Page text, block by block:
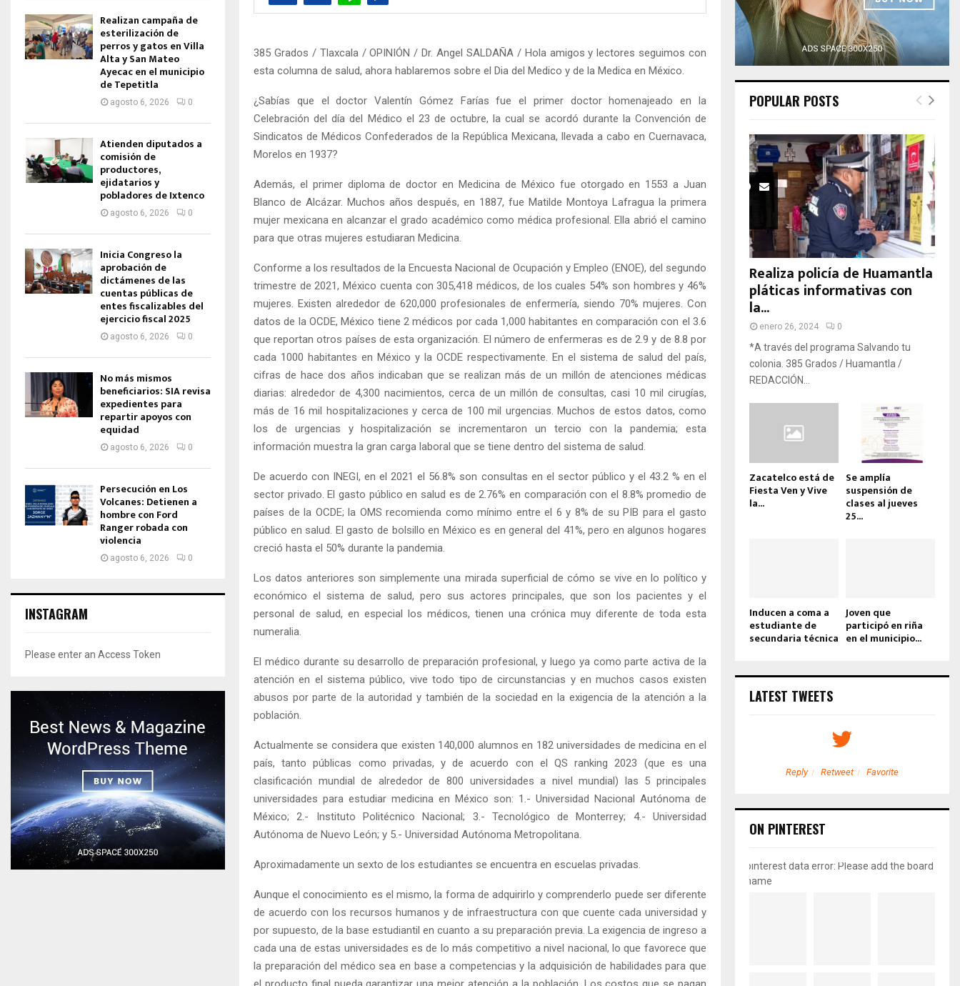
385 Grados / Tlaxcala / OPINIÓN / Dr. Angel SALDAÑA / Hola amigos y lectores seguimos con
esta columna de salud, ahora hablaremos sobre el Dia del Medico y de la Medica en México.
¿Sabías que el doctor Valentín Gómez Farías fue el primer doctor homenajeado en la
Celebración del día del Médico el 23 de octubre, la cual se acordó durante la Convención de
Sindicatos de Médicos Confederados de la República Mexicana, llevada a cabo en Cuernavaca,
Morelos en 1937?
Además, el primer diploma de doctor en Medicina de México fue otorgado en 1553 a Juan
Blanco de Alcázar. Muchos años después, en 1887, fue Matilde Montoya Lafragua la primera
mujer mexicana en alcanzar el grado académico como médica profesional. Ella abrió el camino
para que otras mujeres estudiaran Medicina.
Conforme a los resultados de la Encuesta Nacional de Ocupación y Empleo (ENOE), del segundo
trimestre de 2021, México cuenta con 305,418 médicos, de los cuales 54% son hombres y 46%
mujeres. Existen alrededor de 620,000 profesionales de enfermería, siendo 70% mujeres. Con
datos de la OCDE, México tiene 2 médicos por cada 1,000 habitantes en comparación con el 3.6
que reportan otros países de esta organización. El número de enfermeras es de 2.9 y de 8.8 por
cada 1000 habitantes en México y la OCDE respectivamente. En el sistema de salud del país,
cifras de hace dos años indicaban que se realizan más de un millón de atenciones médicas
diarias: alrededor de 4,300 nacimientos, cerca de un millón de consultas, casi 10 mil cirugías,
más de 16 mil hospitalizaciones y cerca de 100 mil urgencias. Muchos de estos datos, como
los de urgencias y hospitalización se incrementaron un tercio con la pandemia; esta
información muestra la gran carga laboral que se tiene dentro del sistema de salud.
De acuerdo con INEGI, en el 2021 el 56.8% son consultas en el sector público y el 43.2 % en el
sector privado. El gasto público en salud es de 2.76% en comparación con el 8.8% promedio de
países de la OCDE; la OMS recomienda como mínimo entre el 6 y 8% de su PIB para el gasto
público en salud. El gasto de bolsillo en México es en general del 41%, pero en algunos hogares
creció hasta el 50% durante la pandemia.
Los datos anteriores son simplemente una mirada superficial de cómo se vive en lo político y
económico el sistema de salud, pero sus actores principales, que son los pacientes y el
personal de salud, en especial los médicos, tienen una crónica muy diferente de toda esta
numeralia.
El médico durante su desarrollo de preparación profesional, y luego ya como parte activa de la
atención en el sistema público, vive todo tipo de circunstancias y en muchos casos existen
abusos por parte de la autoridad y también de la sociedad en la exigencia de la atención a la
población.
Actualmente se considera que existen 140,000 alumnos en 182 universidades de medicina en el
país, tanto públicas como privadas, y de acuerdo con el QS ranking 2023 (que es una
clasificación mundial de alrededor de 800 universidades a nivel mundial) las 5 principales
universidades para estudiar medicina en México son: 1.- Universidad Nacional Autónoma de
México; 2.- Instituto Politécnico Nacional; 3.- Tecnológico de Monterrey; 4.- Universidad
Autónoma de Nuevo León; y 5.- Universidad Autónoma Metropolitana.
Aproximadamente un sexto de los estudiantes se encuentra en escuelas privadas.
Aunque el conocimiento es el mismo, la forma de adquirirlo y comprenderlo puede ser diferente
de acuerdo con los recursos humanos y de infraestructura con que cuente cada universidad y
por supuesto, de la base estudiantil en cuanto a su preparación previa. La exigencia de ingreso a
cada una de estas universidades es de lo más competitivo a nivel nacional, lo que favorece que
la preparación del médico sea en base a competencias y la adquisición de habilidades para que
Realizan campaña de
esterilización de
perros y gatos en Villa
Alta y San Mateo
Ayecac en el municipio
de Tepetitla
agosto 6, 2026 0
Atienden diputados a
comisión de
productores,
ejidatarios y
pobladores de Ixtenco
agosto 6, 2026 0
Inicia Congreso la
aprobación de
dictámenes de las
cuentas públicas de
entes fiscalizables del
ejercicio fiscal 2025
agosto 6, 2026 0
No más mismos
beneficiarios: SIA revisa
expedientes para
repartir apoyos con
equidad
agosto 6, 2026 0
Persecución en Los
Volcanes: Detienen a
hombre con Ford
Ranger robada con
violencia
agosto 6, 2026 0
INSTAGRAM
Please enter an Access Token
POPULAR POSTS
Realiza policía de Huamantla
pláticas informativas con
la...
enero 26, 2024 0
*A través del programa Salvando tu
colonia. 385 Grados / Huamantla /
REDACCIÓN...
Zacatelco está de
Fiesta Ven y Vive
la...
Se amplía
suspensión de
clases al jueves
25...
Inducen a coma a
estudiante de
secundaria técnica
Joven que
participó en riña
en el municipio...
LATEST TWEETS
Reply Retweet Reply Retweet Favorite
ON PINTEREST
pinterest data error: Please add the board
name